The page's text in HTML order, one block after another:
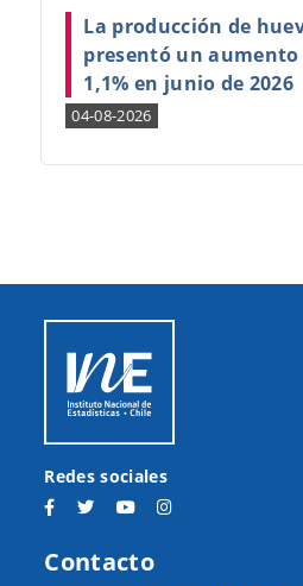
La producción de
presentó un
1,1% en junio de 2026
04-08-2026
Redes sociales
Contacto